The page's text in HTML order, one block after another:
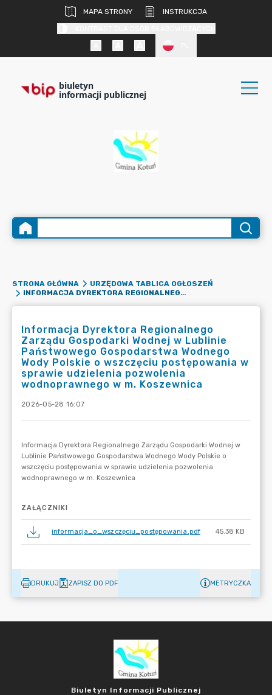
MAPA STRONY
INSTRUKCJA
biuletyn
informacji publicznej
STRONA GŁÓWNA
URZĘDOWA TABLICA OGŁOSZEŃ
INFORMACJA DYREKTORA REGIONALNEGO ZARZĄDU GOSPODARKI WODNEJ W LUBLINIE PAŃSTWOWEGO GOSPODARSTWA WODNEGO WODY POLSKIE O WSZCZĘCIU POSTĘPOWANIA W SPRAWIE UDZIELENIA POZWOLENIA WODNOPRAWNEGO W M. KOSZEWNICA
Informacja Dyrektora Regionalnego
Zarządu Gospodarki Wodnej w Lublinie
Państwowego Gospodarstwa Wodnego
Wody Polskie o wszczęciu postępowania w
sprawie udzielenia pozwolenia
wodnoprawnego w m. Koszewnica
2026-05-28 16:07
ZAŁĄCZNIKI
informacja_o_wszczęciu_postępowania.pdf 45.38 KB
DRUKUJ ZAPISZ DO PDF METRYCZKA
Biuletyn Informacji Publicznej